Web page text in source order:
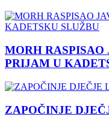
MORH
PRIJAM U
ZAPOČINJE